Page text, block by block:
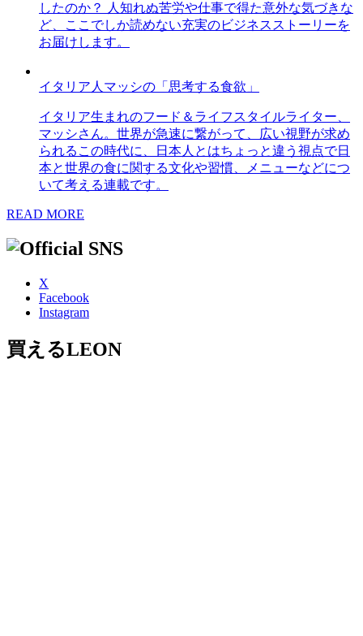
したのか？ 人知れぬ苦労や仕事で得た意外な気づきな
ど、ここでしか読めない充実のビジネスストーリーを
お届けします。
イタリア人マッシの「思考する食欲」
イタリア生まれのフード＆ライフスタイルライター、
マッシさん。世界が急速に繋がって、広い視野が求め
られるこの時代に、日本人とはちょっと違う視点で日
本と世界の食に関する文化や習慣、メニューなどにつ
いて考える連載です。
READ MORE
X
Facebook
Instagram
買えるLEON